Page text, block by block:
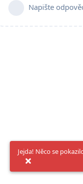
Napište
Jejda! Něco se